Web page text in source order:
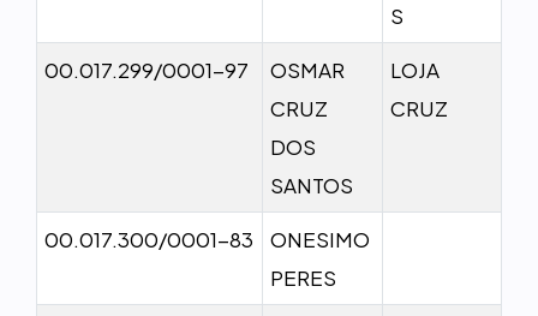
S
00.017.299/0001-97
OSMAR
CRUZ
DOS
SANTOS
LOJA
CRUZ
00.017.300/0001-83
ONESIMO
PERES